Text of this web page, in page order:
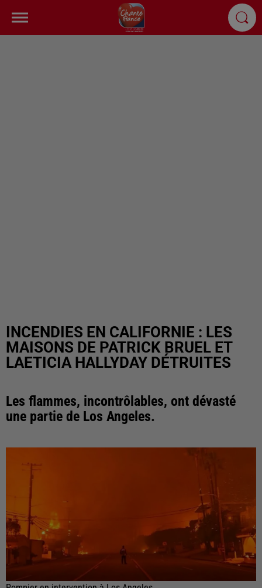
INCENDIES EN CALIFORNIE : LES
MAISONS DE PATRICK BRUEL ET
LAETICIA HALLYDAY DÉTRUITES
Les flammes, incontrôlables, ont dévasté
une partie de Los Angeles.